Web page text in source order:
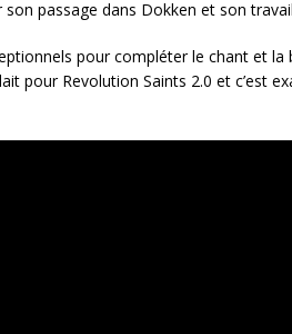
passage dans Dokken et son
pour compléter le chant et la
pour Revolution Saints 2.0 et c’est